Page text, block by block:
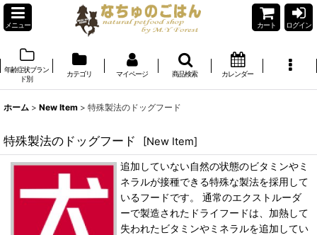
メニュー カート ログイン
年齢症状ブラン
ド別
カテゴリ マイページ 商品検索 カレンダー
ホーム > New Item > 特殊製法のドッグフード
特殊製法のドッグフード [New Item]
追加していない自然の状態のビタミンやミ
ネラルが接種できる特殊な製法を採用して
いるフードです。 通常のエクストルーダ
ーで製造されたドライフードは、加熱して
失われたビタミンやミネラルを追加してい